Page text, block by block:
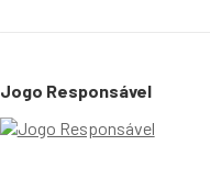
Jogo Responsável